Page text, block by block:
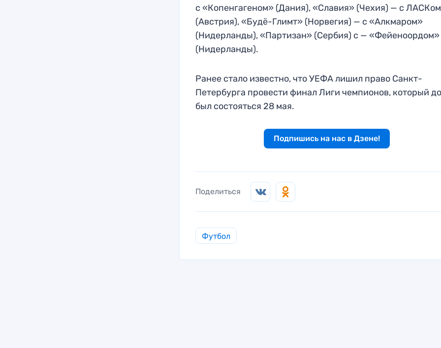
с «Копенгагеном» (Дания), «Славия» (Чехия) — с ЛАСКом
(Австрия), «Будё-Глимт» (Норвегия) — с «Алкмаром»
(Нидерланды), «Партизан» (Сербия) с — «Фейеноордом»
(Нидерланды).
Ранее стало известно, что УЕФА лишил право Санкт-
Петербурга провести финал Лиги чемпионов, который
был состояться 28 мая.
Подпишись на нас в Дзене!
Поделиться
Футбол